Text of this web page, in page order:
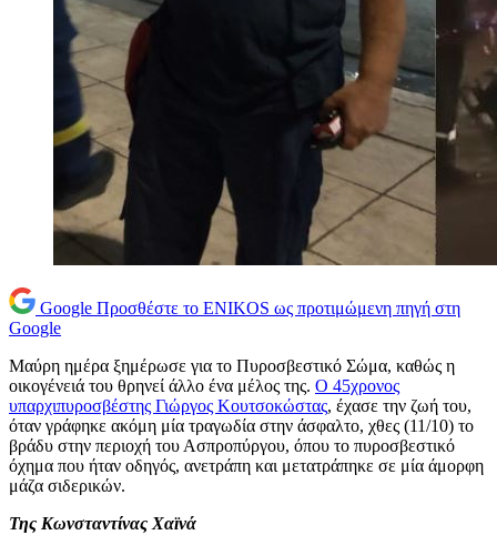
Google Προσθέστε το ENIKOS ως προτιμώμενη πηγή στη
Google
Μαύρη ημέρα ξημέρωσε για το Πυροσβεστικό Σώμα, καθώς η
οικογένειά του θρηνεί άλλο ένα μέλος της. Ο 45χρονος
υπαρχιπυροσβέστης Γιώργος Κουτσοκώστας, έχασε την ζωή του,
όταν γράφηκε ακόμη μία τραγωδία στην άσφαλτο, χθες (11/10) το
βράδυ στην περιοχή του Ασπροπύργου, όπου το πυροσβεστικό
όχημα που ήταν οδηγός, ανετράπη και μετατράπηκε σε μία άμορφη
μάζα σιδερικών.
Της Κωνσταντίνας Χαϊνά